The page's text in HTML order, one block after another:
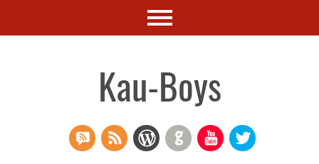
Kau-Boys
YouTube
GitHub
WordPress
RSS Feed
RSS Comments